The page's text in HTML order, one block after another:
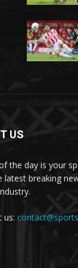
US
the day is your
latest breaking
us: